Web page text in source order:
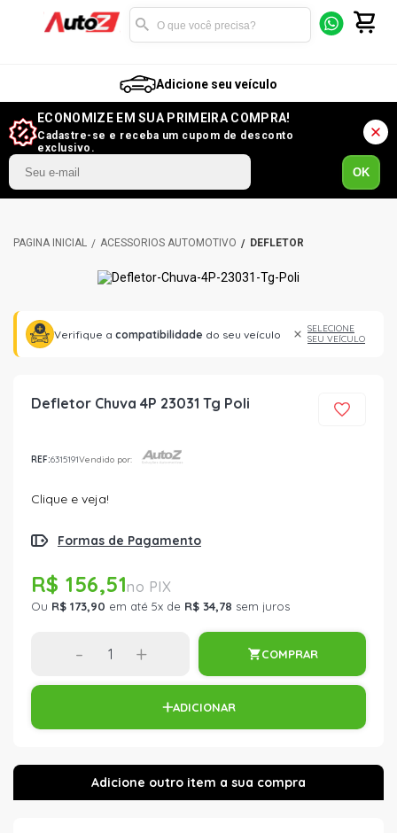
Adicione seu veículo
ECONOMIZE EM SUA PRIMEIRA COMPRA!
Cadastre-se e receba um cupom de desconto
exclusivo.
OK
ACESSÓRIOS AUTOMOTIVO DEFLETOR
Verifique a compatibilidade do seu veículo
SELECIONE
SEU VEÍCULO
Defletor Chuva 4P 23031 Tg Poli
REF:6315191Vendido por:
Clique e veja!
Formas de Pagamento
R$ 156,51
Ou R$ 173,90 em até 5x de R$ 34,78 sem juros
- + COMPRAR
ADICIONAR